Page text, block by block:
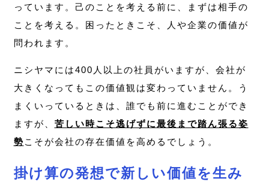
っています。己のことを考える前に、まずは相手の
ことを考える。困ったときこそ、人や企業の価値が
問われます。
ニシヤマには400人以上の社員がいますが、会社が
大きくなってもこの価値観は変わっていません。う
まくいっているときは、誰でも前に進むことができ
ますが、 苦しい時こそ逃げずに最後まで踏ん張る姿
勢 こそが会社の存在価値を高めるでしょう。
掛け算の発想で新しい価値を生み